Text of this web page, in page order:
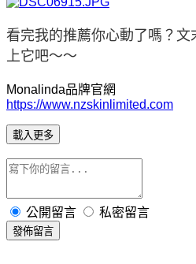
看完我的推薦你心動了嗎？
上它吧～～
Monalinda品牌官網
https://www.nzskinlimited.com
載入更多
公開留言 私密留言
發佈留言